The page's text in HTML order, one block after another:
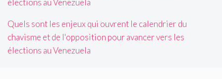
Quels sont les enjeux qui ouvrent le calendrier du
chavisme et de l'opposition pour avancer vers les
élections au Venezuela